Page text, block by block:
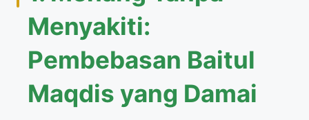
Menyakiti:
Pembebasan Baitul
Maqdis yang Damai